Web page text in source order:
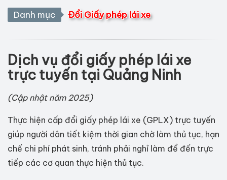
Danh mục Đổi Giấy phép lái xe
Dịch vụ đổi giấy phép lái xe
trực tuyến tại Quảng Ninh
(Cập nhật năm 2025)
Thực hiện cấp đổi giấy phép lái xe (GPLX) trực tuyến
giúp người dân tiết kiệm thời gian chờ làm thủ tục, hạn
chế chi phí phát sinh, tránh phải nghỉ làm để đến trực
tiếp các cơ quan thực hiện thủ tục.